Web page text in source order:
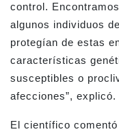
control.
algunos individuos
protegían de estas
características
susceptibles o
afecciones”, explicó.
El científico